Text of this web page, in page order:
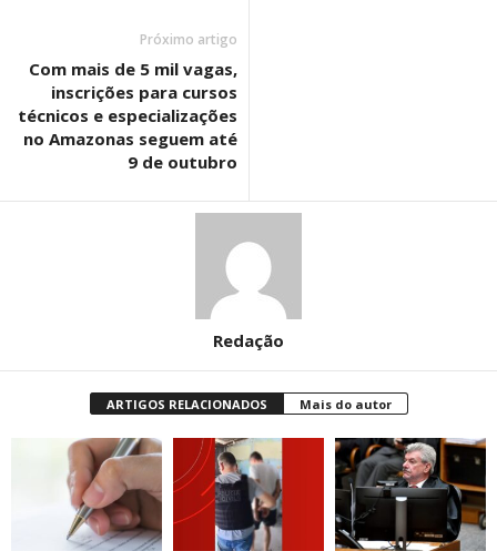
Próximo artigo
Com mais de 5 mil vagas,
inscrições para cursos
técnicos e especializações
no Amazonas seguem até
9 de outubro
Redação
ARTIGOS RELACIONADOS Mais do autor